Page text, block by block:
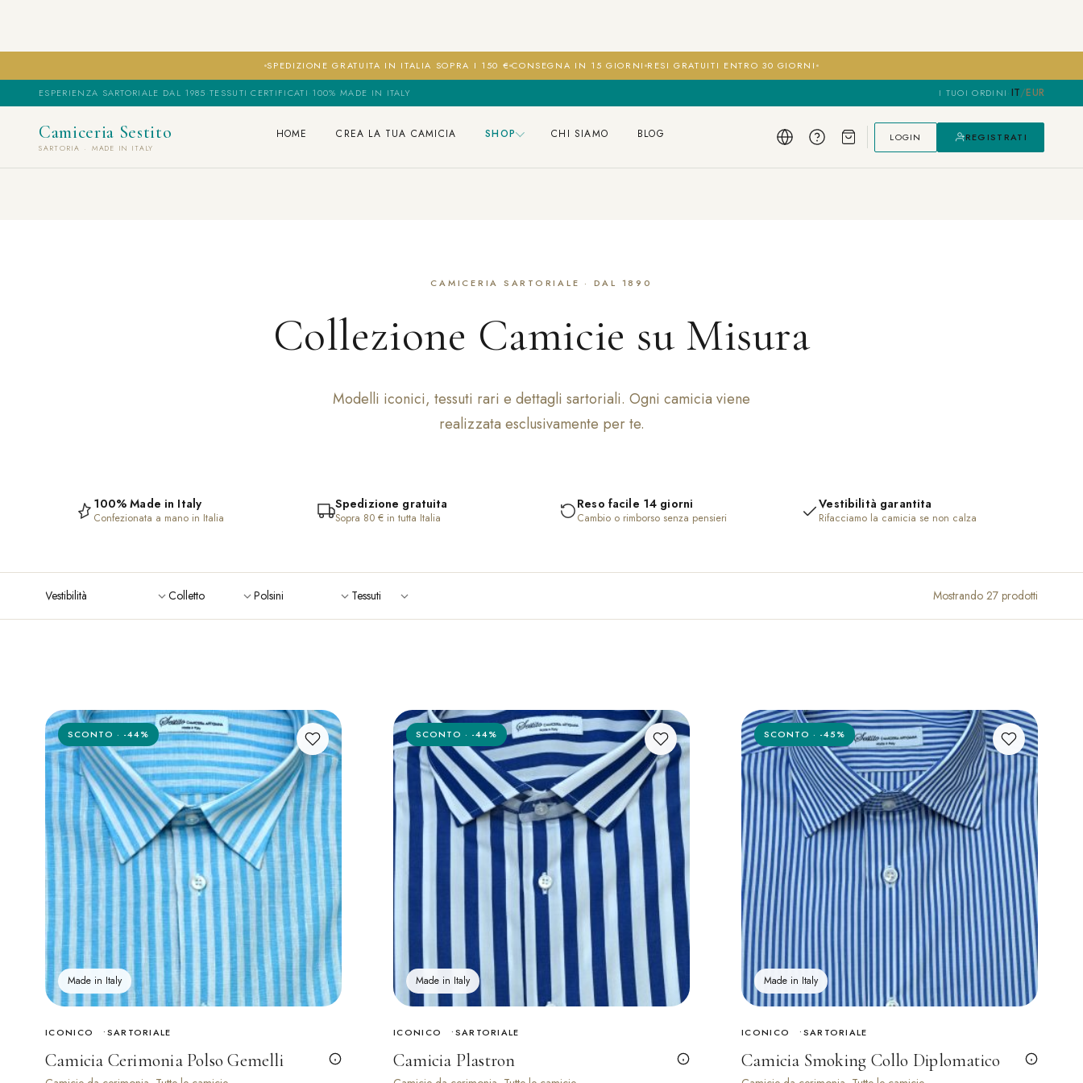
SPEDIZIONE GRATUITA IN ITALIA SOPRA I 150 €CONSEGNA IN 15 GIORNI RESI GRATUITI ENTRO 30 GIORNI
ESPERIENZA SARTORIALE DAL 1985·TESSUTI CERTIFICATI·100% MADE IN ITALY I TUOI ORDINI·IT/EUR
Camiceria Sestito
SARTORIA · MADE IN ITALY
HOME CREA LA TUA CAMICIA SHOP CHI SIAMO BLOG LOGIN REGISTRATI
CAMICERIA SARTORIALE · DAL 1890
Collezione Camicie su Misura
Modelli iconici, tessuti rari e dettagli sartoriali. Ogni camicia viene
realizzata esclusivamente per te.
100% Made in Italy
Confezionata a mano in Italia
Spedizione gratuita
Sopra 80 € in tutta Italia
Reso facile 14 giorni
Cambio o rimborso senza pensieri
Vestibilità garantita
Rifacciamo la camicia se non calza
Mostrando 27 prodotti
SCONTO · -44%
Made in Italy
ICONICO SARTORIALE
Camicia Cerimonia Polso Gemelli
SCONTO · -44%
Made in Italy
ICONICO SARTORIALE
Camicia Plastron
SCONTO · -45%
Made in Italy
ICONICO SARTORIALE
Camicia Smoking Collo Diplomatico